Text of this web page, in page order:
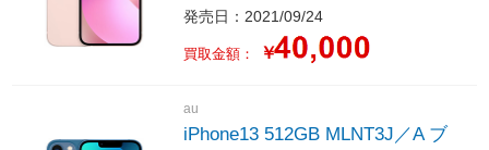
発売日：2021/09/24
買取金額： ￥
au
iPhone13 512GB MLNT3J／A ブ